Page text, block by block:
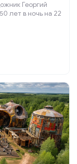
Георгий
лет в ночь на 22